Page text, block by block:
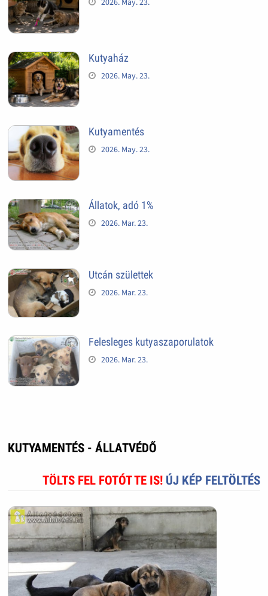
Kutyaház
2026. May. 23.
Kutyamentés
2026. May. 23.
Állatok, adó 1%
2026. Mar. 23.
Utcán születtek
2026. Mar. 23.
Felesleges kutyaszaporulatok
2026. Mar. 23.
KUTYAMENTÉS - ÁLLATVÉDŐ
TÖLTS FEL FOTÓT TE IS! ÚJ KÉP FELTÖLTÉS